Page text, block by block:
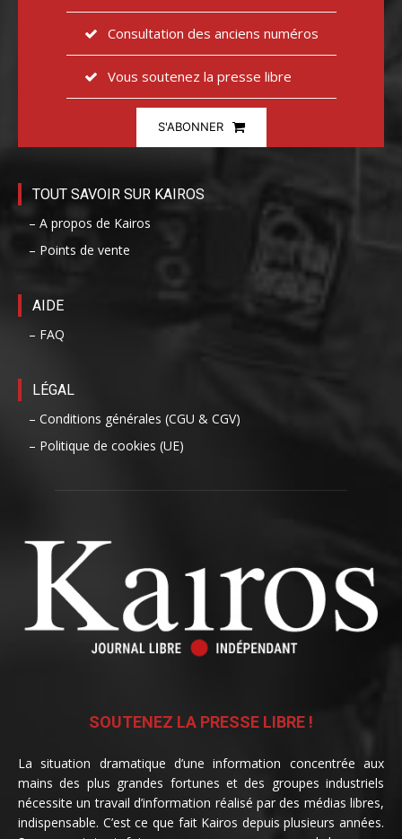
Consultation des anciens numéros
Vous soutenez la presse libre
S'ABONNER
TOUT SAVOIR SUR KAIROS
– A propos de Kairos
– Points de vente
AIDE
– FAQ
LÉGAL
– Conditions générales (CGU & CGV)
– Politique de cookies (UE)
SOUTENEZ LA PRESSE LIBRE !
La situation dramatique d’une information concentrée aux
mains des plus grandes fortunes et des groupes industriels
nécessite un travail d’information réalisé par des médias libres,
indispensable. C’est ce que fait Kairos depuis plusieurs années.